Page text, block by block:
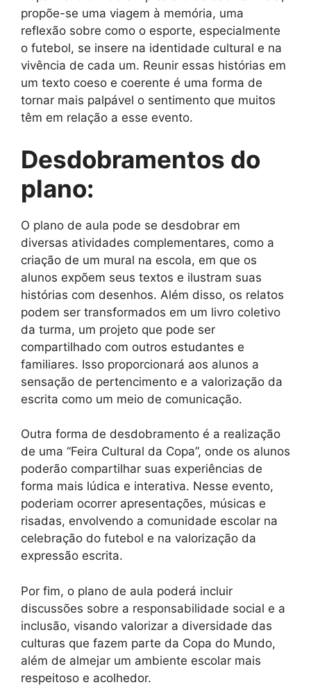
propõe-se uma viagem à memória, uma
reflexão sobre como o esporte, especialmente
o futebol, se insere na identidade cultural e na
vivência de cada um. Reunir essas histórias em
um texto coeso e coerente é uma forma de
tornar mais palpável o sentimento que muitos
têm em relação a esse evento.
Desdobramentos do
plano:
O plano de aula pode se desdobrar em
diversas atividades complementares, como a
criação de um mural na escola, em que os
alunos expõem seus textos e ilustram suas
histórias com desenhos. Além disso, os relatos
podem ser transformados em um livro coletivo
da turma, um projeto que pode ser
compartilhado com outros estudantes e
familiares. Isso proporcionará aos alunos a
sensação de pertencimento e a valorização da
escrita como um meio de comunicação.
Outra forma de desdobramento é a realização
de uma “Feira Cultural da Copa”, onde os alunos
poderão compartilhar suas experiências de
forma mais lúdica e interativa. Nesse evento,
poderiam ocorrer apresentações, músicas e
risadas, envolvendo a comunidade escolar na
celebração do futebol e na valorização da
expressão escrita.
Por fim, o plano de aula poderá incluir
discussões sobre a responsabilidade social e a
inclusão, visando valorizar a diversidade das
culturas que fazem parte da Copa do Mundo,
além de almejar um ambiente escolar mais
respeitoso e acolhedor.